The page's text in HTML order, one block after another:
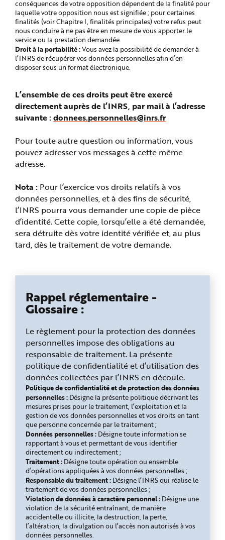
conséquences de votre opposition dépendent de la finalité pour
laquelle votre opposition nous est signifiée ; pour certaines
finalités (voir Chapitre I, finalités principales) votre refus peut
nous conduire à ne pas être en mesure de vous apporter le
service ou la prestation demandée.
Droit à la portabilité :Vous avez la possibilité de demander à
l’INRS de récupérer vos données personnelles afin d’en
disposer sous un format électronique.
L’ensemble de ces droits peut être exercé
directement auprès de l’INRS, par mail à l’adresse
suivante :donnees.personnelles@inrs.fr
Pour toute autre question ou information, vous
pouvez adresser vos messages à cette même
adresse.
Nota : Pour l’exercice vos droits relatifs à vos
données personnelles, et à des fins de sécurité,
l’INRS pourra vous demander une copie de pièce
d’identité. Cette copie, lorsqu’elle a été demandée,
sera détruite dès votre identité vérifiée et, au plus
tard, dès le traitement de votre demande.
Rappel réglementaire -
Glossaire :
Le règlement pour la protection des données
personnelles impose des obligations au
responsable de traitement. La présente
politique de confidentialité et d’utilisation des
données collectées par l’INRS en découle.
Politique de confidentialité et de protection des données
personnelles : Désigne la présente politique décrivant les
mesures prises pour le traitement, l’exploitation et la
gestion de vos données personnelles et vos droits en tant
que personne concernée par le traitement ;
Données personnelles : Désigne toute information se
rapportant à vous et permettant de vous identifier
directement ou indirectement ;
Traitement : Désigne toute opération ou ensemble
d’opérations appliquées à vos données personnelles ;
Responsable du traitement : Désigne l’INRS qui réalise le
traitement de vos données personnelles ;
Violation de données à caractère personnel : Désigne une
violation de la sécurité entraînant, de manière
accidentelle ou illicite, la destruction, la perte,
l’altération, la divulgation ou l’accès non autorisés à vos
données personnelles.